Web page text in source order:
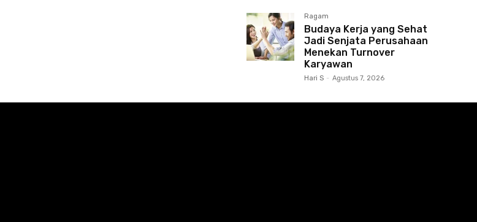
Ragam
Budaya Kerja yang Sehat
Jadi Senjata Perusahaan
Menekan Turnover
Karyawan
Hari S - Agustus 7, 2026